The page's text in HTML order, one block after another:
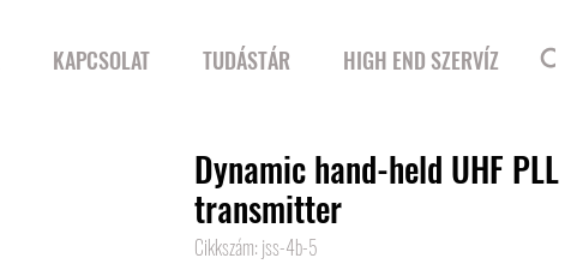
KAPCSOLAT TUDÁSTÁR HIGH END SZERVÍZ
Dynamic hand-held UHF PLL
transmitter
Cikkszám: jss-4b-5